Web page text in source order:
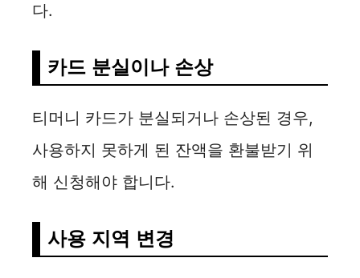
다.
카드 분실이나 손상
티머니 카드가 분실되거나 손상된 경우,
사용하지 못하게 된 잔액을 환불받기 위
해 신청해야 합니다.
사용 지역 변경